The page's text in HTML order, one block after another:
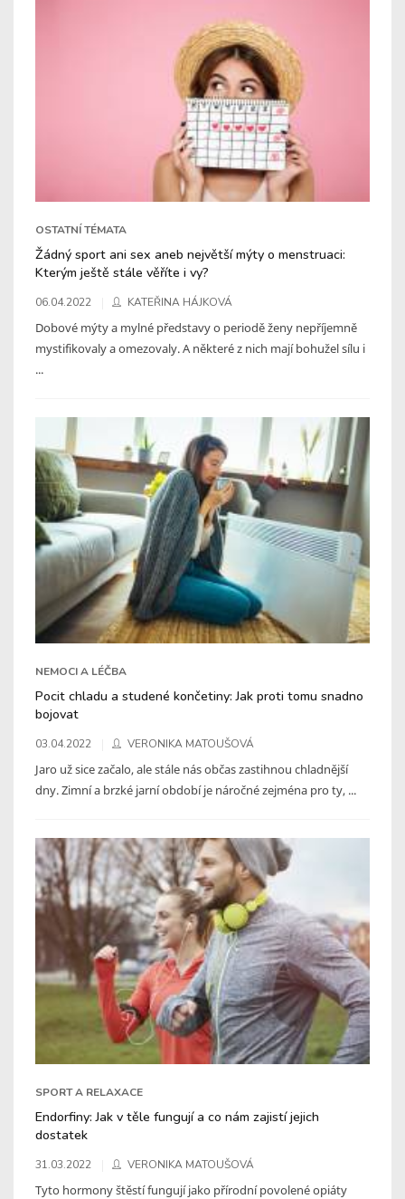
OSTATNÍ TÉMATA
Žádný sport ani sex aneb největší mýty o menstruaci:
Kterým ještě stále věříte i vy?
06.04.2022 KATEŘINA HÁJKOVÁ
Dobové mýty a mylné představy o periodě ženy nepříjemně
mystifikovaly a omezovaly. A některé z nich mají bohužel sílu i
...
NEMOCI A LÉČBA
Pocit chladu a studené končetiny: Jak proti tomu snadno
bojovat
03.04.2022 VERONIKA MATOUŠOVÁ
Jaro už sice začalo, ale stále nás občas zastihnou chladnější
dny. Zimní a brzké jarní období je náročné zejména pro ty, ...
SPORT A RELAXACE
Endorfiny: Jak v těle fungují a co nám zajistí jejich
dostatek
31.03.2022 VERONIKA MATOUŠOVÁ
Tyto hormony štěstí fungují jako přírodní povolené opiáty